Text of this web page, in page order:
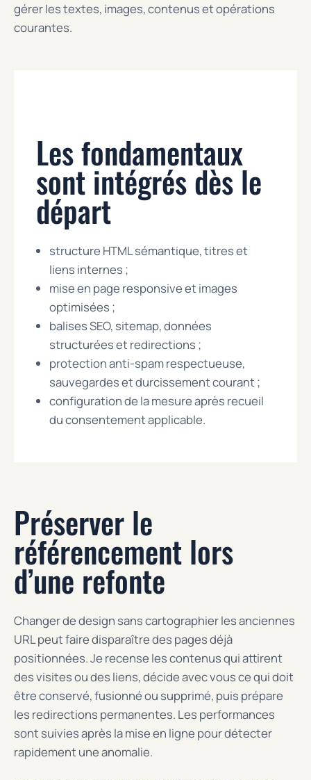
gérer les textes, images, contenus et opérations
courantes.
Les fondamentaux
sont intégrés dès le
départ
structure HTML sémantique, titres et
liens internes ;
mise en page responsive et images
optimisées ;
balises SEO, sitemap, données
structurées et redirections ;
protection anti-spam respectueuse,
sauvegardes et durcissement courant ;
configuration de la mesure après recueil
du consentement applicable.
Préserver le
référencement lors
d’une refonte
Changer de design sans cartographier les anciennes
URL peut faire disparaître des pages déjà
positionnées. Je recense les contenus qui attirent
des visites ou des liens, décide avec vous ce qui doit
être conservé, fusionné ou supprimé, puis prépare
les redirections permanentes. Les performances
sont suivies après la mise en ligne pour détecter
rapidement une anomalie.